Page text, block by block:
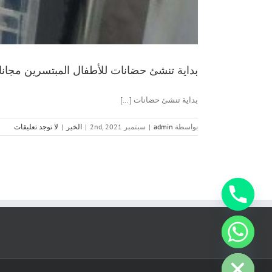
بداية تنشئ حضانات للأطفال المبتسرين
بداية تنشئ حضانات [...]
بواسطة admin
| سبتمبر 2nd, 2021 | الخير | لا توجد تعليقات
Hide
chaty